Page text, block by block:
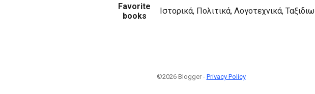
Favorite
books
Ιστορικά, Πολιτικά, Λογοτεχνικά,
©2026 Blogger - Privacy Policy